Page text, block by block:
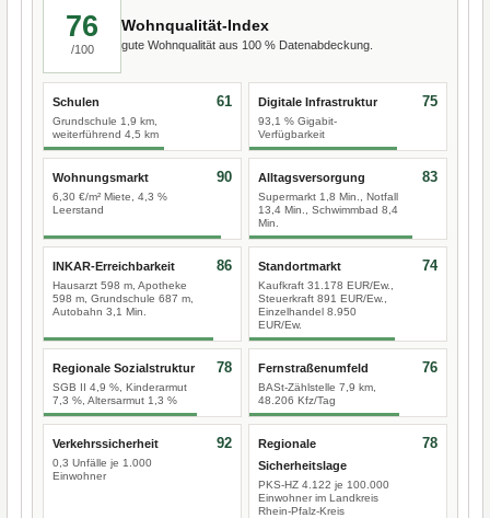
76
/100
Wohnqualität-Index
gute Wohnqualität aus 100 % Datenabdeckung.
Schulen
Grundschule 1,9 km,
weiterführend 4,5 km
61 Digitale Infrastruktur
93,1 % Gigabit-
Verfügbarkeit
75
Wohnungsmarkt
6,30 €/m² Miete, 4,3 %
Leerstand
90 Alltagsversorgung
Supermarkt 1,8 Min., Notfall
13,4 Min., Schwimmbad 8,4
Min.
83
INKAR-Erreichbarkeit
Hausarzt 598 m, Apotheke
598 m, Grundschule 687 m,
Autobahn 3,1 Min.
86 Standortmarkt
Kaufkraft 31.178 EUR/Ew.,
Steuerkraft 891 EUR/Ew.,
Einzelhandel 8.950
EUR/Ew.
74
Regionale Sozialstruktur
SGB II 4,9 %, Kinderarmut
7,3 %, Altersarmut 1,3 %
78 Fernstraßenumfeld
BASt-Zählstelle 7,9 km,
48.206 Kfz/Tag
76
Verkehrssicherheit
0,3 Unfälle je 1.000
Einwohner
92
Regionale
Sicherheitslage
PKS-HZ 4.122 je 100.000
Einwohner im Landkreis
Rhein-Pfalz-Kreis
78